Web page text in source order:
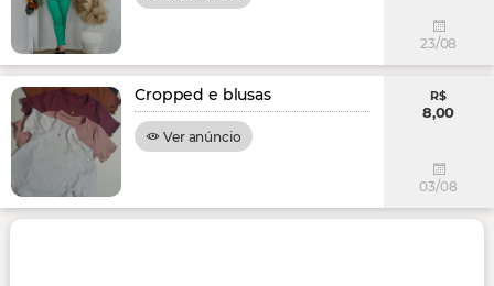
23/08
Cropped e blusas
Ver anúncio
R$
8,00
03/08